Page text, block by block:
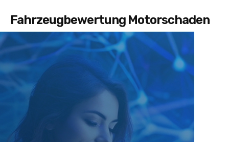
Fahrzeugbewertung Motorschaden